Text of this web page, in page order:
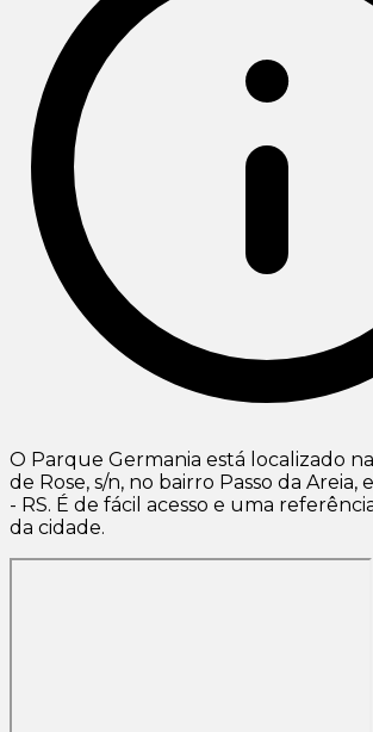
O Parque Germania está localizado
de Rose, s/n, no bairro Passo da
- RS. É de fácil acesso e uma
da cidade.